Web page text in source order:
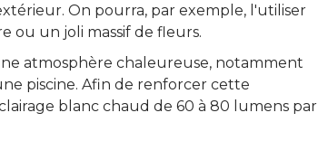
On pourra, par exemple, l'utiliser
ou un joli massif de fleurs.
atmosphère chaleureuse, notamment
piscine. Afin de renforcer cette
blanc chaud de 60 à 80 lumens par